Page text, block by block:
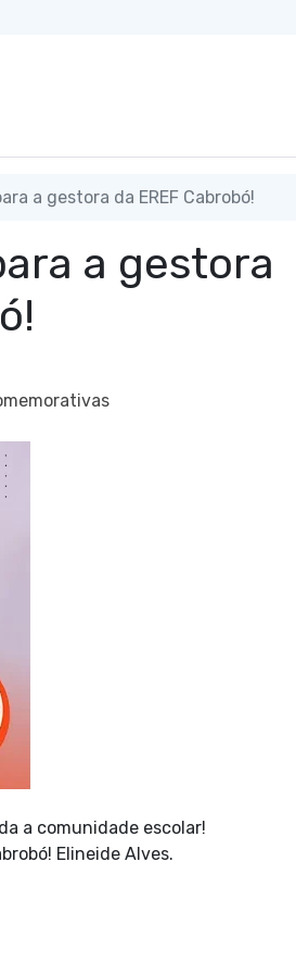
a gestora da EREF Cabrobó!
a gestora
a comunidade escolar!
Elineide Alves.